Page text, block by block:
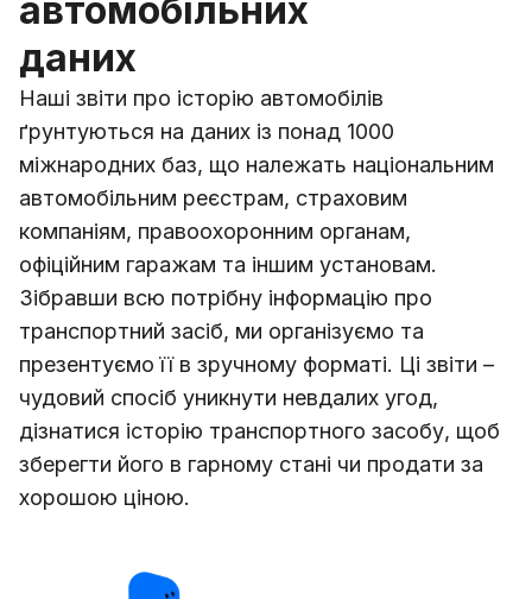
автомобільних
даних
Наші звіти про історію автомобілів
ґрунтуються на даних із понад 1000
міжнародних баз, що належать національним
автомобільним реєстрам, страховим
компаніям, правоохоронним органам,
офіційним гаражам та іншим установам.
Зібравши всю потрібну інформацію про
транспортний засіб, ми організуємо та
презентуємо її в зручному форматі. Ці звіти –
чудовий спосіб уникнути невдалих угод,
дізнатися історію транспортного засобу, щоб
зберегти його в гарному стані чи продати за
хорошою ціною.